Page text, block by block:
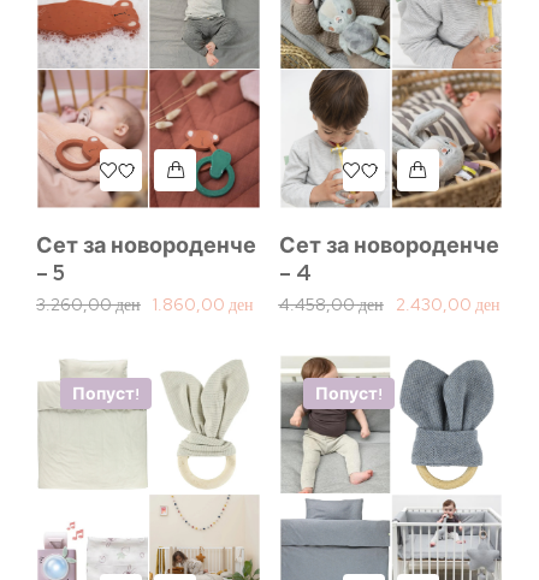
Сет за новороденче
– 5
3.260,00ден 1.860,00 ден
Сет за новороденче
– 4
4.458,00ден 2.430,00 ден
Попуст! Попуст!